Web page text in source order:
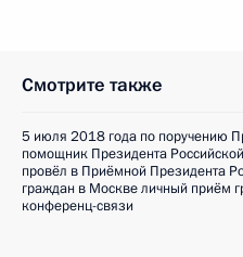
Смотрите также
5 июля 2018 года по поручению
помощник Президента
провёл в Приёмной Президента
граждан в Москве личный приём
конференц-связи